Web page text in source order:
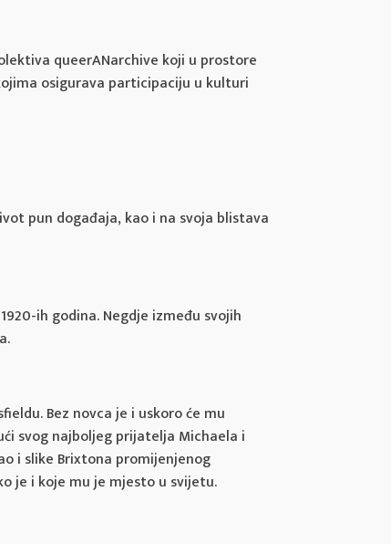
queerANarchive koji u prostore
osigurava participaciju u kulturi
pun događaja, kao i na svoja blistava
ih godina. Negdje između svojih
Bez novca je i uskoro će mu
svog najboljeg prijatelja Michaela i
i slike Brixtona promijenjenog
je i koje mu je mjesto u svijetu.